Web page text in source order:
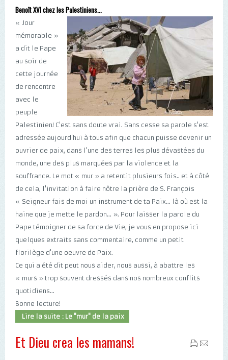
Benoît XVI chez les Palestiniens...
« Jour
mémorable »
a dit le Pape
au soir de
cette journée
de rencontre
avec le
peuple
Palestinien! C'est sans doute vrai. Sans cesse sa parole s'est
adressée aujourd'hui à tous afin que chacun puisse devenir un
ouvrier de paix, dans l'une des terres les plus dévastées du
monde, une des plus marquées par la violence et la
souffrance. Le mot « mur » a retentit plusieurs fois.. et à côté
de cela, l'invitation à faire nôtre la prière de S. François
« Seigneur fais de moi un instrument de ta Paix... là où est la
haine que je mette le pardon... ». Pour laisser la parole du
Pape témoigner de sa force de Vie, je vous en propose ici
quelques extraits sans commentaire, comme un petit
florilège d'une oeuvre de Paix.
Ce qui a été dit peut nous aider, nous aussi, à abattre les
« murs » trop souvent dressés dans nos nombreux conflits
quotidiens...
Bonne lecture!
Lire la suite : Le "mur" de la paix
Et Dieu crea les mamans!